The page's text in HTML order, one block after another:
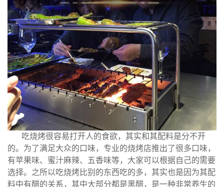
吃烧烤很容易打开人的食欲，其实和其配料是分不开
的。为了满足大众的口味，专业的烧烤店推出了很多口味，
有苹果味、蜜汁麻辣、五香味等，大家可以根据自己的需要
选择。之所以吃烧烤比别的东西吃的多，其实也是因为其配
料中有醋的关系，其中大部分都是黑醋，是一种非常养生的